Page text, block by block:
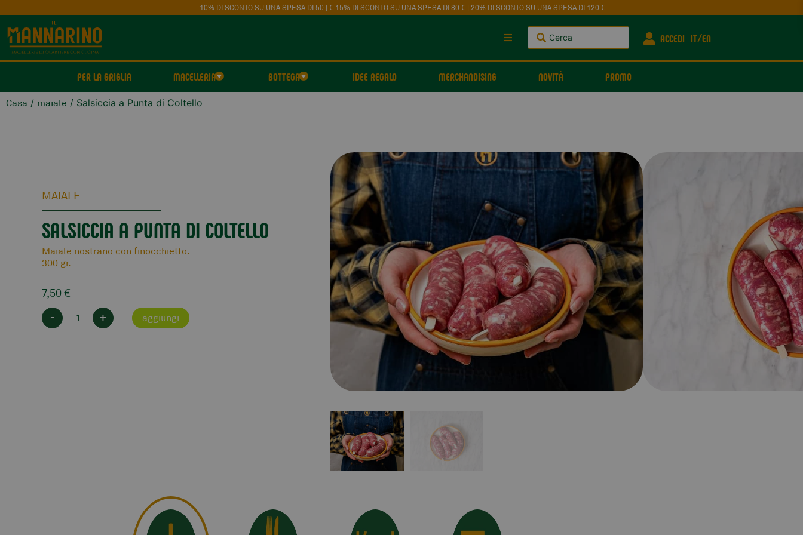
-10% DI SCONTO SU UNA SPESA DI 50 | € 15% DI SCONTO SU UNA SPESA DI 80 € | 20% DI SCONTO SU UNA SPESA DI 120 €
ACCEDI IT EN
PER LA GRIGLIA MACELLERIA BOTTEGA IDEE REGALO MERCHANDISING NOVITÀ PROMO
Casa / maiale / Salsiccia a Punta di Coltello
MAIALE
SALSICCIA A PUNTA DI COLTELLO
Maiale nostrano con finocchietto.
300 gr.
7,50€
- + aggiungi